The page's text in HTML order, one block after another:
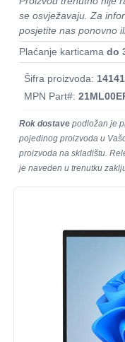
se osvježavaju. Za
posjetite nas ponovno
Plaćanje karticama do
Šifra proizvoda:
MPN Part#:
Rok dostave podložan je
pojedinog proizvoda u
proizvoda na skladištu.
je naveden u trenutku